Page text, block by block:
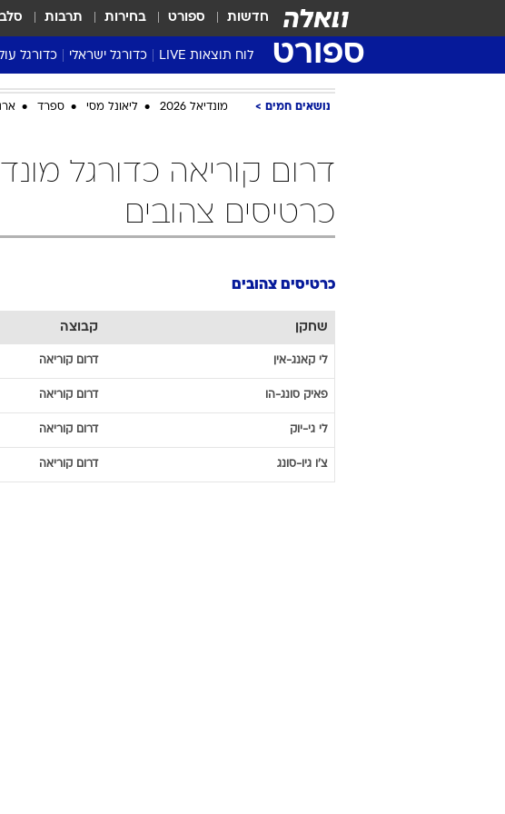
חדשות ספורט בחירות תרבות
ספורט לוח תוצאות LIVE כדורגל ישראלי
ליגת העל Winner
גביע הטוטו
נבחרות ישראל
כדורגל
ליגה אנגלית
ליגה גרמנית
נושאים חמים מונדיאל 2026 ליאונל מסי ספרד
כרטיסים צהובים
כרטיסים צהובים
שחקן קבוצה
לי קאנג-אין דרום קוריאה
פאיק סונג-הו דרום קוריאה
לי גי-יוק דרום קוריאה
צ'ו גיו-סונג דרום קוריאה